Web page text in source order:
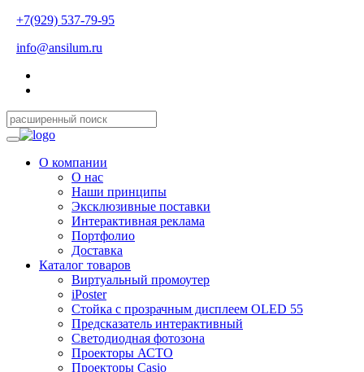
+7(929) 537-79-95
info@ansilum.ru
О компании
О нас
Наши принципы
Эксклюзивные поставки
Интерактивная реклама
Портфолио
Доставка
Каталог товаров
Виртуальный промоутер
iPoster
Стойка с прозрачным дисплеем OLED 55
Предсказатель интерактивный
Светодиодная фотозона
Проекторы АСТО
Проекторы Casio